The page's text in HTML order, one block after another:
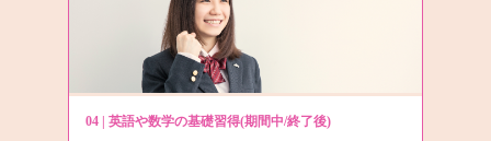
04 | 英語や数学の基礎習得(期間中/終了後)